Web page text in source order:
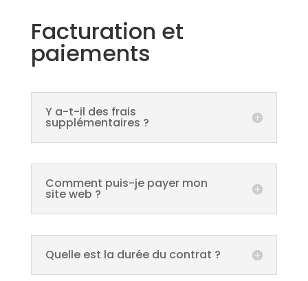
Facturation et
paiements
Y a-t-il des frais
supplémentaires ?
Comment puis-je payer mon
site web ?
Quelle est la durée du contrat ?